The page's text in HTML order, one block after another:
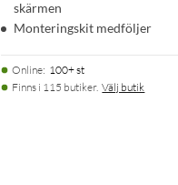
skärmen
Monteringskit medföljer
Online: 100+ st
Finns i 115 butiker. Välj butik